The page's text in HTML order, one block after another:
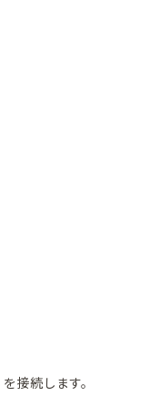
接続します。